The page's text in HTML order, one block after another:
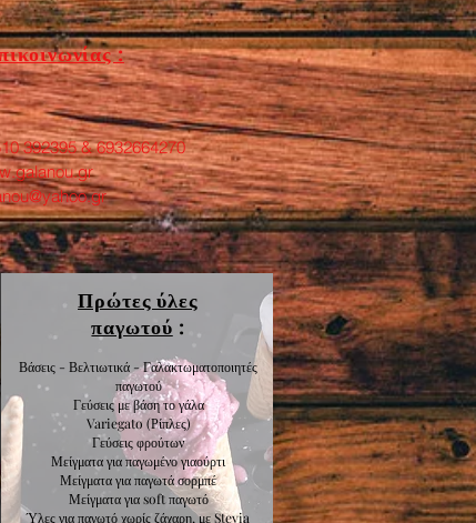
:
392395 & 6932664270
Πρώτες ύλες
παγωτού :
Βάσεις - Βελτιωτικά - Γαλακτωματοποιητές
παγωτού
Γεύσεις με βάση το γάλα
Variegato (Ρίπλες)
Γεύσειςφρούτων
Μείγματα γιαπαγωμένο γιαούρτι
Μείγματα γιαπαγωτά σορμπέ
Μείγματα γιαsoft παγωτό
Ύλες για παγωτό χωρίς ζάχαρη, με Stevia